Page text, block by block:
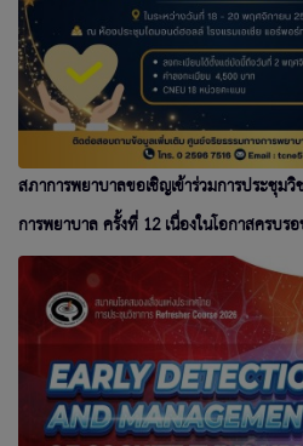
สภาการพยาบาลขอเชิญเข้าร่วมการประชุม
การพยาบาล ครั้งที่ 12 เนื่องในโอกาสครบ